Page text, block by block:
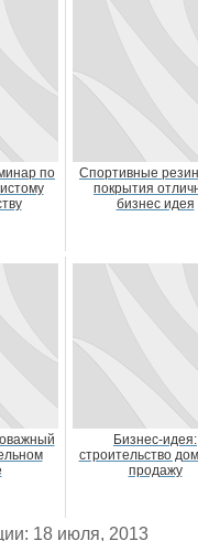
по
Спортивные
покрытия
бизнес идея
Бизнес-идея:
строительство
продажу
18 июля, 2013